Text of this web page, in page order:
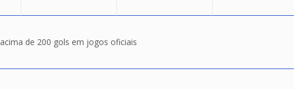
acima de 200 gols em jogos oficiais